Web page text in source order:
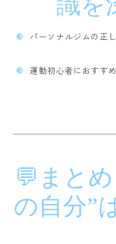
パーソナルジムの正
運動初心者におすす
💬まと
の自分”